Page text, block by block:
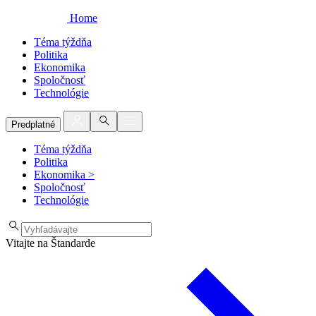
Home
Téma týždňa
Politika
Ekonomika
Spoločnosť
Technológie
Predplatné
Téma týždňa
Politika
Ekonomika >
Spoločnosť
Technológie
Vitajte na Štandarde